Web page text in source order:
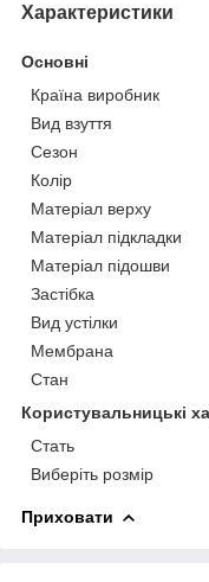
Характеристики
Основні
Країна виробник
Вид взуття
Сезон
Колір
Матеріал верху
Матеріал підкладки
Матеріал підошви
Застібка
Вид устілки
Мембрана
Стан
Користувальницькі
Стать
Виберіть розмір
Приховати